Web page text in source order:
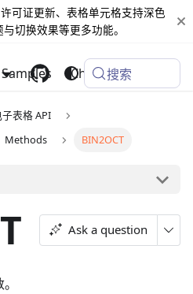
可证更新、表格单元格支持深色
切换效果等更多功能。
Samples Changelog
搜索
子表格 API
Methods BIN2OCT
Ask a question